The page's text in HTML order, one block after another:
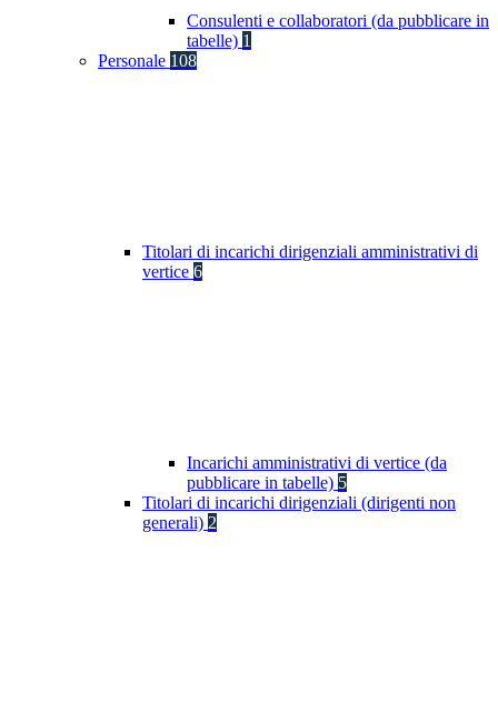
Consulenti e collaboratori (da pubblicare in
tabelle) 1
Personale 108
Titolari di incarichi dirigenziali amministrativi di
vertice 6
Incarichi amministrativi di vertice (da
pubblicare in tabelle) 5
Titolari di incarichi dirigenziali (dirigenti non
generali) 2